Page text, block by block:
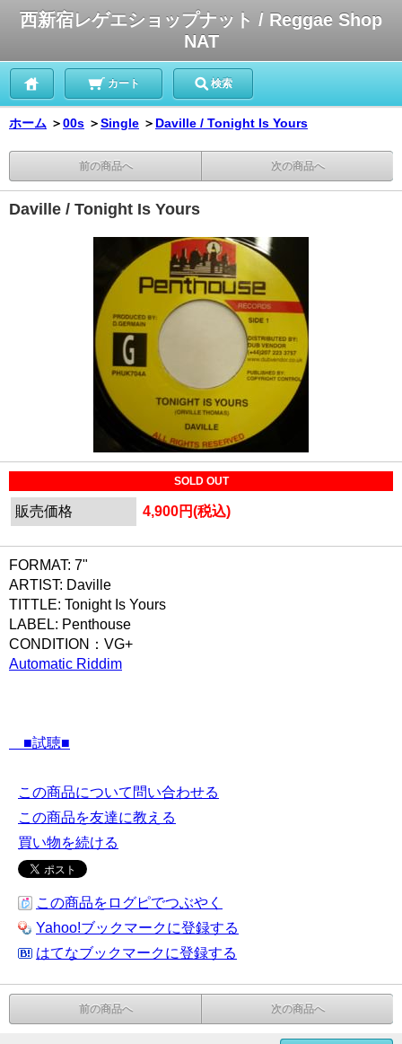
西新宿レゲエショップナット / Reggae Shop
NAT
カート 検索
ホーム ＞00s ＞Single ＞ Daville / Tonight Is Yours
前の商品へ 次の商品へ
Daville / Tonight Is Yours
SOLD OUT
販売価格 4,900円(税込)
FORMAT: 7"
ARTIST: Daville
TITTLE: Tonight Is Yours
LABEL: Penthouse
CONDITION：VG+
Automatic Riddim
■試聴■
この商品について問い合わせる
この商品を友達に教える
買い物を続ける
この商品をログピでつぶやく
Yahoo!ブックマークに登録する
はてなブックマークに登録する
前の商品へ 次の商品へ